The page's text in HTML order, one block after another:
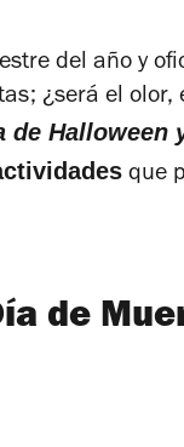
del año y
¿será el
de Halloween
que
de